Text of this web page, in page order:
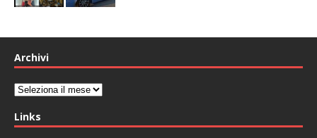
Archivi
Archivi
Links